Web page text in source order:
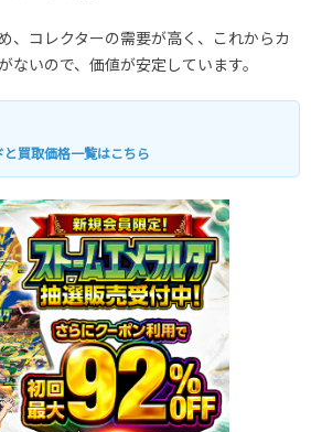
、コレクターの需要が高く、これからカ
ないので、価値が安定しています。
買取価格一覧はこちら